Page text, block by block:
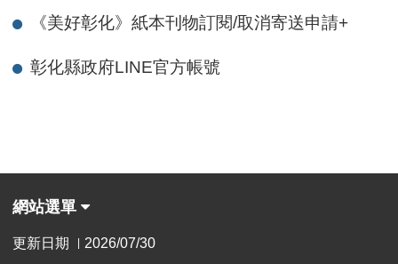
《美好彰化》紙本刊物訂閱/取消寄送申請+
彰化縣政府LINE官方帳號
網站選單
更新日期 2026/07/30